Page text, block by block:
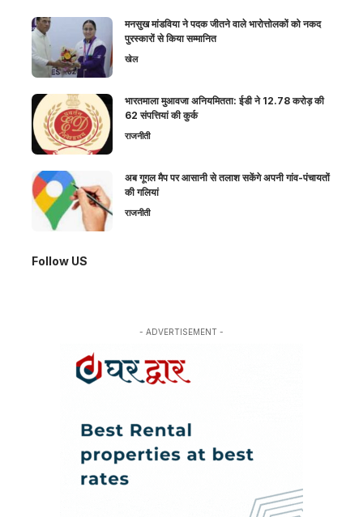
मनसुख मांडविया ने पदक जीतने वाले भारोत्तोलकों को नकद
पुरस्कारों से किया सम्मानित
खेल
भारतमाला मुआवजा अनियमितता: ईडी ने 12.78 करोड़ की
62 संपत्तियां की कुर्क
राजनीती
अब गूगल मैप पर आसानी से तलाश सकेंगे अपनी गांव-पंचायतों
की गलियां
राजनीती
Follow US
- ADVERTISEMENT -